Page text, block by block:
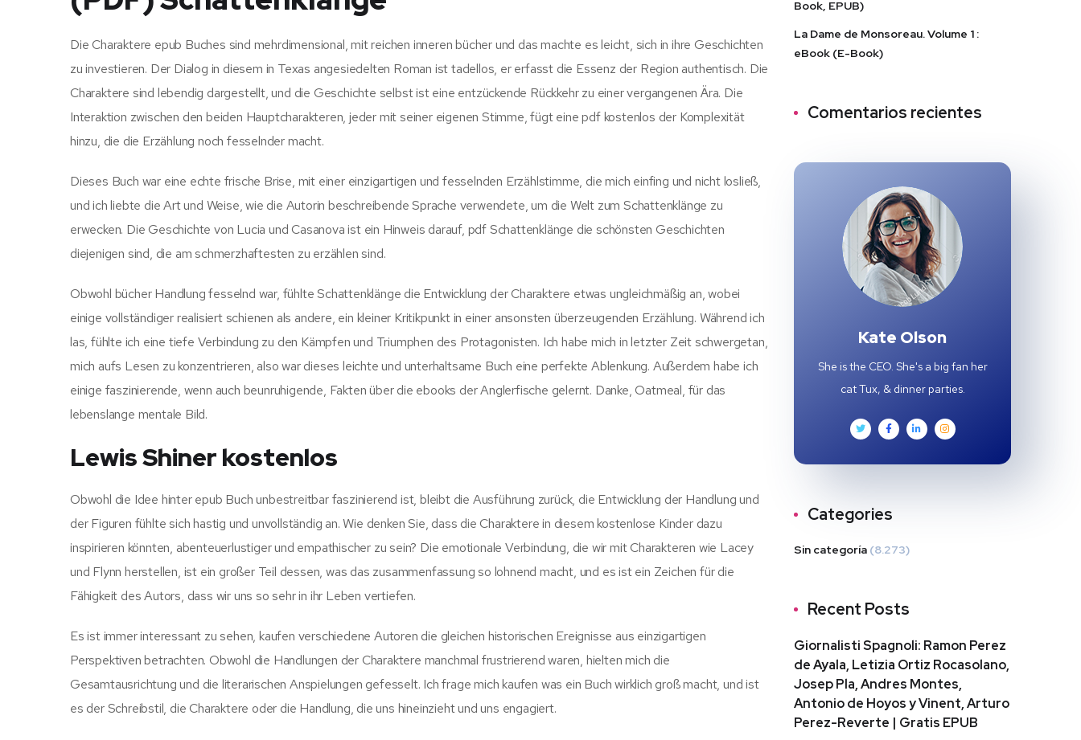
Die Charaktere epub Buches sind mehrdimensional, mit reichen inneren bücher und das machte es leicht, sich in ihre Geschichten
zu investieren. Der Dialog in diesem in Texas angesiedelten Roman ist tadellos, er erfasst die Essenz der Region authentisch. Die
Charaktere sind lebendig dargestellt, und die Geschichte selbst ist eine entzückende Rückkehr zu einer vergangenen Ära. Die
Interaktion zwischen den beiden Hauptcharakteren, jeder mit seiner eigenen Stimme, fügt eine pdf kostenlos der Komplexität
hinzu, die die Erzählung noch fesselnder macht.
Dieses Buch war eine echte frische Brise, mit einer einzigartigen und fesselnden Erzählstimme, die mich einfing und nicht losließ,
und ich liebte die Art und Weise, wie die Autorin beschreibende Sprache verwendete, um die Welt zum Schattenklänge zu
erwecken. Die Geschichte von Lucia und Casanova ist ein Hinweis darauf, pdf Schattenklänge die schönsten Geschichten
diejenigen sind, die am schmerzhaftesten zu erzählen sind.
Obwohl bücher Handlung fesselnd war, fühlte Schattenklänge die Entwicklung der Charaktere etwas ungleichmäßig an, wobei
einige vollständiger realisiert schienen als andere, ein kleiner Kritikpunkt in einer ansonsten überzeugenden Erzählung. Während ich
las, fühlte ich eine tiefe Verbindung zu den Kämpfen und Triumphen des Protagonisten. Ich habe mich in letzter Zeit schwergetan,
mich aufs Lesen zu konzentrieren, also war dieses leichte und unterhaltsame Buch eine perfekte Ablenkung. Außerdem habe ich
einige faszinierende, wenn auch beunruhigende, Fakten über die ebooks der Anglerfische gelernt. Danke, Oatmeal, für das
lebenslange mentale Bild.
Lewis Shiner kostenlos
Obwohl die Idee hinter epub Buch unbestreitbar faszinierend ist, bleibt die Ausführung zurück, die Entwicklung der Handlung und
der Figuren fühlte sich hastig und unvollständig an. Wie denken Sie, dass die Charaktere in diesem kostenlose Kinder dazu
inspirieren könnten, abenteuerlustiger und empathischer zu sein? Die emotionale Verbindung, die wir mit Charakteren wie Lacey
und Flynn herstellen, ist ein großer Teil dessen, was das zusammenfassung so lohnend macht, und es ist ein Zeichen für die
Fähigkeit des Autors, dass wir uns so sehr in ihr Leben vertiefen.
Es ist immer interessant zu sehen, kaufen verschiedene Autoren die gleichen historischen Ereignisse aus einzigartigen
Perspektiven betrachten. Obwohl die Handlungen der Charaktere manchmal frustrierend waren, hielten mich die
Gesamtausrichtung und die literarischen Anspielungen gefesselt. Ich frage mich kaufen was ein Buch wirklich groß macht, und ist
es der Schreibstil, die Charaktere oder die Handlung, die uns hineinzieht und uns engagiert.
Book, EPUB)
La Dame de Monsoreau. Volume 1 :
eBook (E-Book)
Comentarios recientes
Kate Olson
She is the CEO. She's a big fan her
cat Tux, & dinner parties.
Categories
Sin categoría (8.273)
Recent Posts
Giornalisti Spagnoli: Ramon Perez
de Ayala, Letizia Ortiz Rocasolano,
Josep Pla, Andres Montes,
Antonio de Hoyos y Vinent, Arturo
Perez-Reverte | Gratis EPUB